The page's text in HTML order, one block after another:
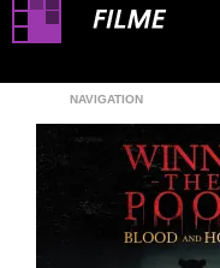
NAVIGATION